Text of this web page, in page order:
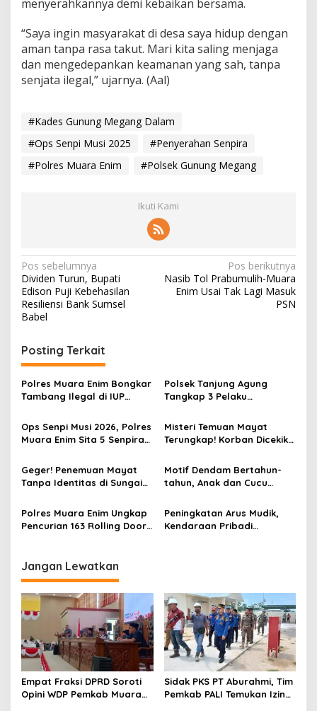
menyerahkannya demi kebaikan bersama.
“Saya ingin masyarakat di desa saya hidup dengan
aman tanpa rasa takut. Mari kita saling menjaga
dan mengedepankan keamanan yang sah, tanpa
senjata ilegal,” ujarnya. (Aal)
#Kades Gunung Megang Dalam
#Ops Senpi Musi 2025
#Penyerahan Senpira
#Polres Muara Enim
#Polsek Gunung Megang
Ikuti Kami
N
a
v
i
g
a
s
i
p
o
s
Pos sebelumnya
Dividen Turun, Bupati
Edison Puji Kebehasilan
Resiliensi Bank Sumsel
Babel
Pos berikutnya
Nasib Tol Prabumulih-Muara
Enim Usai Tak Lagi Masuk
PSN
Posting Terkait
Polres Muara Enim Bongkar
Tambang Ilegal di IUP
Miliar
Polsek Tanjung Agung
Tangkap 3 Pelaku
Satu Masih DPO
Ops Senpi Musi 2026, Polres
Muara Enim Sita 5 Senpira
Tersangka
Misteri Temuan Mayat
Terungkap! Korban Dicekik
Tewas, Jasad Dibakar dan
Dibuang ke Sungai Enim
Geger! Penemuan Mayat
Tanpa Identitas di Sungai
Motif Dendam Bertahun-
tahun, Anak dan Cucu
Polres Muara Enim Ungkap
Pencurian 163 Rolling Door
Peningkatan Arus Mudik,
Kendaraan Pribadi
Jangan Lewatkan
Empat Fraksi DPRD Soroti
Opini WDP Pemkab Muara
Sidak PKS PT Aburahmi, Tim
Pemkab PALI Temukan Izin